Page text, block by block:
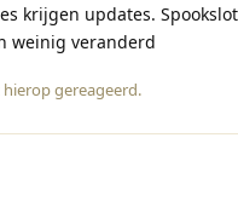
krijgen updates.
weinig veranderd
hierop gereageerd.